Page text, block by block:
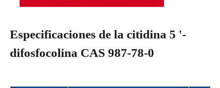
Especificaciones de la citidina 5 '-
difosfocolina CAS 987-78-0